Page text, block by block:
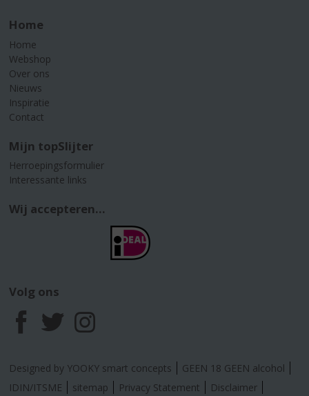
Home
Home
Webshop
Over ons
Nieuws
Inspiratie
Contact
Mijn topSlijter
Herroepingsformulier
Interessante links
Wij accepteren...
Volg ons
F
a
T
w
I
n
Designed by YOOKY smart concepts
GEEN 18 GEEN alcohol
IDIN/ITSME
sitemap Privacy Statement Disclaimer